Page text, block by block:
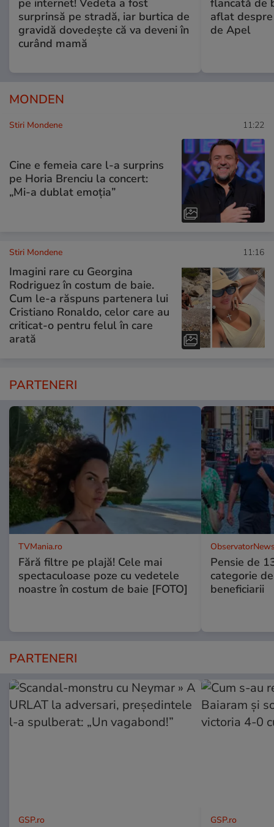
pe internet! Vedeta a fost
surprinsă pe stradă, iar burtica de
gravidă dovedește că va deveni în
curând mamă
flancată de
aflat
de Apel
MONDEN
Stiri Mondene 11:22
Cine e femeia care l-a surprins
pe Horia Brenciu la concert:
„Mi-a dublat emoția”
Stiri Mondene 11:16
Imagini rare cu Georgina
Rodriguez în costum de baie.
Cum le-a răspuns partenera lui
Cristiano Ronaldo, celor care au
criticat-o pentru felul în care
arată
PARTENERI
TVMania.ro
Fără filtre pe plajă! Cele mai
spectaculoase poze cu vedetele
noastre în costum de baie [FOTO]
Pensie de
categorie
beneficiarii
PARTENERI
GSP.ro GSP.ro